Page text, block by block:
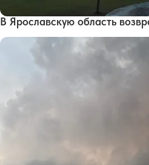
В Ярославскую область